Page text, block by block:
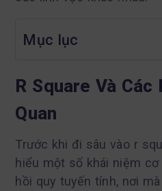
Mục lục
R Square Và
Quan
Trước khi đi sâu vào r
hiểu một số khái niệm
hồi quy tuyến tính, nơi